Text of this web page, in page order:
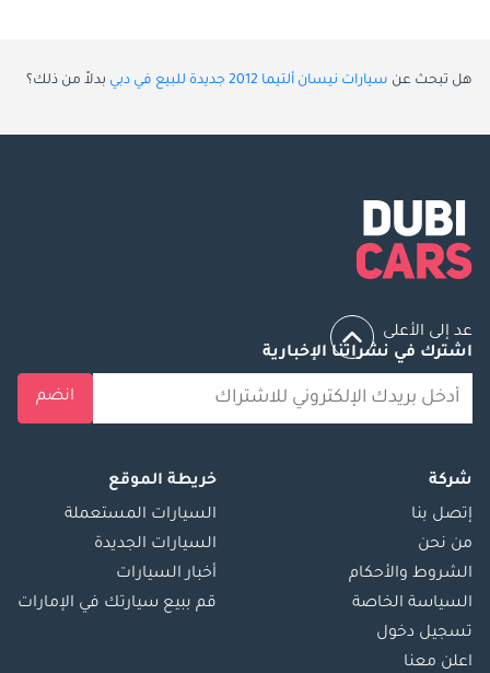
هل تبحث عن سيارات نيسان ألتيما 2012 جديدة للبيع في دبي بدلاً من ذلك؟
عد إلى الأعلى
اشترك في نشراتنا الإخبارية
انضم
شركة
إتصل بنا
من نحن
الشروط والأحكام
السياسة الخاصة
تسجيل دخول
اعلن معنا
خريطة الموقع
السيارات المستعملة
السيارات الجديدة
أخبار السيارات
قم ببيع سيارتك في الإمارات